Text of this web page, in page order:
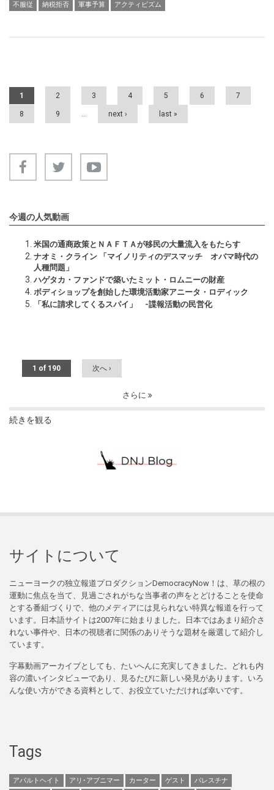
不服従 納税拒否 軍事予算 アクティビズム
Pages
1 2 3 4 5 6 7
8 9 … next › last »
今週の人気動画
米国の通商政策とＮＡＦＴＡが移民の大量流入をもたらす
ナオミ・クライン 「マイノリティのデスマッチ オバマ時代の
人種問題」
ハゲタカ・ファンドで築いたミット・ロムニーの財産
ボディショップを創始した環境活動家アニータ・ロディック
「私に請求してくるスパイ」 -諜報活動の民営化
1 of 190 次へ ›
さらに
続きを観る
サイトについて
ニューヨークの独立報道プロダクションDemocracyNow！は、草の根の
運動に焦点を当て、見過ごされがちな当事者の声をとどけることを使命
とする番組づくりで、他のメディアには見られない特異な報道を行って
います。日本語サイトは2007年に始まりました。日本ではあまり紹介さ
れない事件や、日本の視聴者に関係のありそうな題材を厳選して紹介し
ています。
字幕動画アーカイブとしても、たいへんに充実してきました。どれも内
容の濃いインタビューであり、見るたびに新しい発見があります。いろ
んな使い方ができる資料として、お役立ていただければ幸いです。
Tags
アパルトヘイト アリ･アブニマー カーター ゲスト パレスチナ